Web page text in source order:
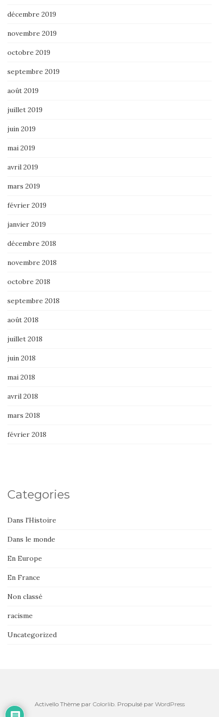
décembre 2019
novembre 2019
octobre 2019
septembre 2019
août 2019
juillet 2019
juin 2019
mai 2019
avril 2019
mars 2019
février 2019
janvier 2019
décembre 2018
novembre 2018
octobre 2018
septembre 2018
août 2018
juillet 2018
juin 2018
mai 2018
avril 2018
mars 2018
février 2018
Categories
Dans l'Histoire
Dans le monde
En Europe
En France
Non classé
racisme
Uncategorized
Activello Thème par Colorlib. Propulsé par WordPress